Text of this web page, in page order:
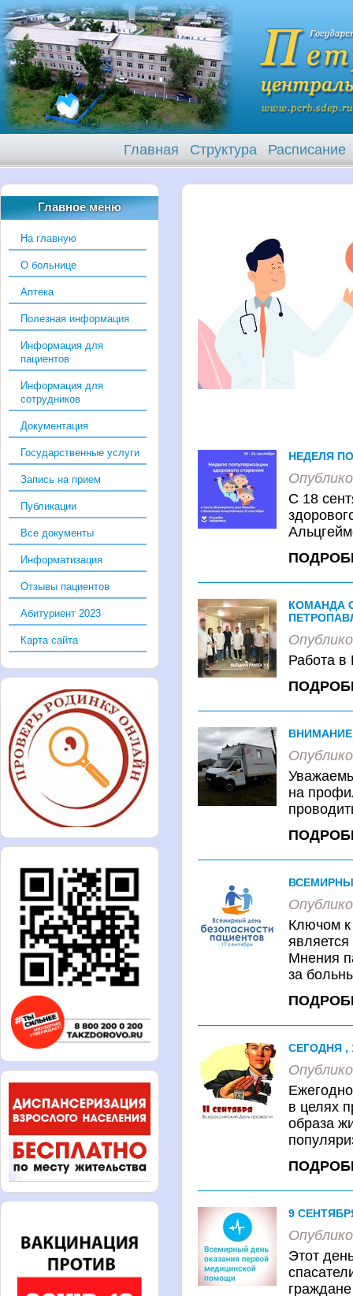
Главная Структура Расписание
Главное меню
На главную
О больнице
Аптека
Полезная информация
Информация для
пациентов
Информация для
сотрудников
Документация
Государственные услуги
Запись на прием
Публикации
Все документы
Информатизация
Отзывы пациентов
Абитуриент 2023
Карта сайта
НЕДЕЛЯ
С 18
КОМАНДА
Работа в
на
Ключом
Мнения
за
СЕГОДНЯ ,
в целях
образа
9
Этот